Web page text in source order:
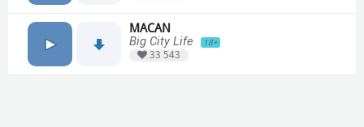
MACAN
Big City Life
18+
33 543